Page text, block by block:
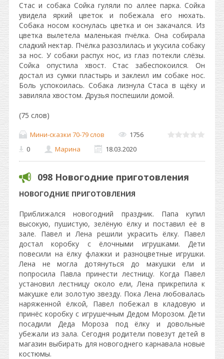
Стас и собака Сойка гуляли по аллее парка. Сойка
увидела яркий цветок и побежала его нюхать.
Собака носом коснулась цветка и он закачался. Из
цветка вылетела маленькая пчёлка. Она собирала
сладкий нектар. Пчёлка разозлилась и укусила собаку
за нос. У собаки распух нос, из глаз потекли слёзы.
Сойка опустила хвост. Стас забеспокоился. Он
достал из сумки пластырь и заклеил им собаке нос.
Боль успокоилась. Собака лизнула Стаса в щёку и
завиляла хвостом. Друзья поспешили домой.
(75 слов)
Мини-сказки 70-79 слов
1756
0
Марина 18.03.2020
098 Новогодние приготовления
НОВОГОДНИЕ ПРИГОТОВЛЕНИЯ
Приближался новогодний праздник. Папа купил
высокую, пушистую, зелёную ёлку и поставил её в
зале. Павел и Лена решили украсить ёлку. Павел
достал коробку с ёлочными игрушками. Дети
повесили на ёлку флажки и разноцветные игрушки.
Лена не могла дотянуться до макушки ели и
попросила Павла принести лестницу. Когда Павел
установил лестницу около ели, Лена прикрепила к
макушке ели золотую звезду. Пока Лена любовалась
наряженной ёлкой, Павел побежал в кладовую и
принёс коробку с игрушечным Дедом Морозом. Дети
посадили Деда Мороза под ёлку и довольные
убежали из зала. Сегодня родители повезут детей в
магазин выбирать для новогоднего карнавала новые
костюмы.